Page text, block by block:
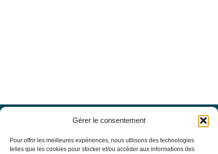
Gérer le consentement
Pour offrir les meilleures expériences, nous utilisons des technologies
telles que les cookies pour stocker et/ou accéder aux informations des
Actualités
Agenda